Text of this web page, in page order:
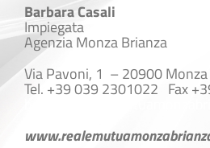
Barbara Casali
Impiegata
Agenzia Monza Brianza
Via Pavoni, 1 – 20900 Monza
Tel. +39 039 2301022 Fax